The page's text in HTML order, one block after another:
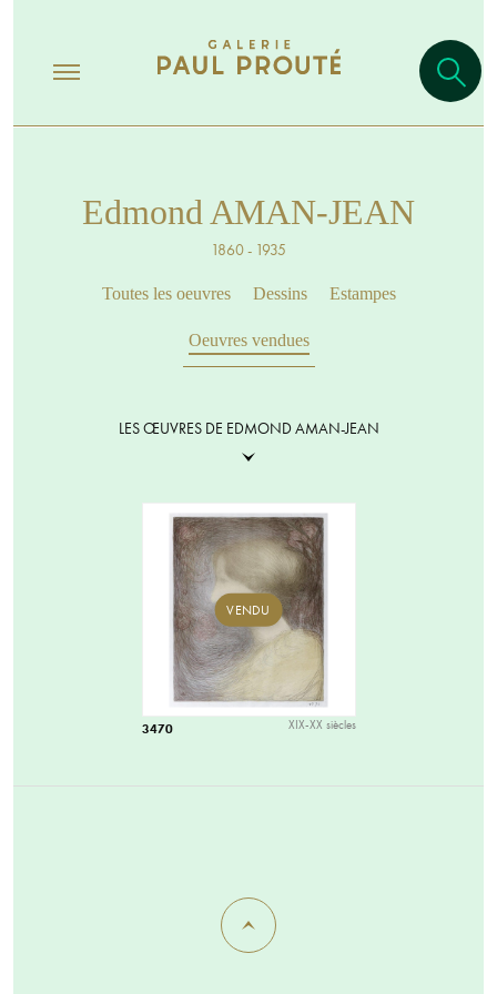
Edmond AMAN-JEAN
1860 - 1935
Toutes les oeuvres Dessins Estampes
Oeuvres vendues
LES ŒUVRES DE EDMOND AMAN-JEAN
VENDU
3470 XIX-XX siècles